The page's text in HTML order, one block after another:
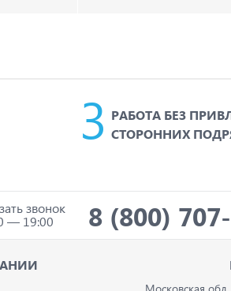
РАБОТА БЕЗ
СТОРОННИХ
звонок
— 19:00
8 (800)
Московская